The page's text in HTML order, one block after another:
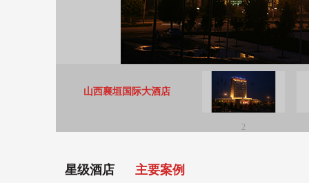
山西襄垣国际大酒店
2
星级酒店 主要案例